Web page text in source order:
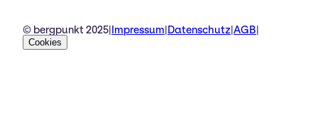
© bergpunkt 2025 Impressum Datenschutz AGB
Cookies